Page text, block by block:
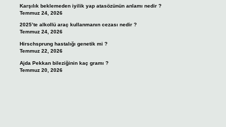
Karşılık beklemeden iyilik yap atasözünün anlamı nedir ?
Temmuz 24, 2026
2025’te alkollü araç kullanmanın cezası nedir ?
Temmuz 24, 2026
Hirschsprung hastalığı genetik mi ?
Temmuz 22, 2026
Ajda Pekkan bileziğinin kaç gramı ?
Temmuz 20, 2026